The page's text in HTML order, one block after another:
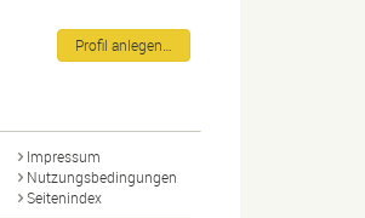
Profil anlegen…
Impressum
Nutzungsbedingungen
Seitenindex